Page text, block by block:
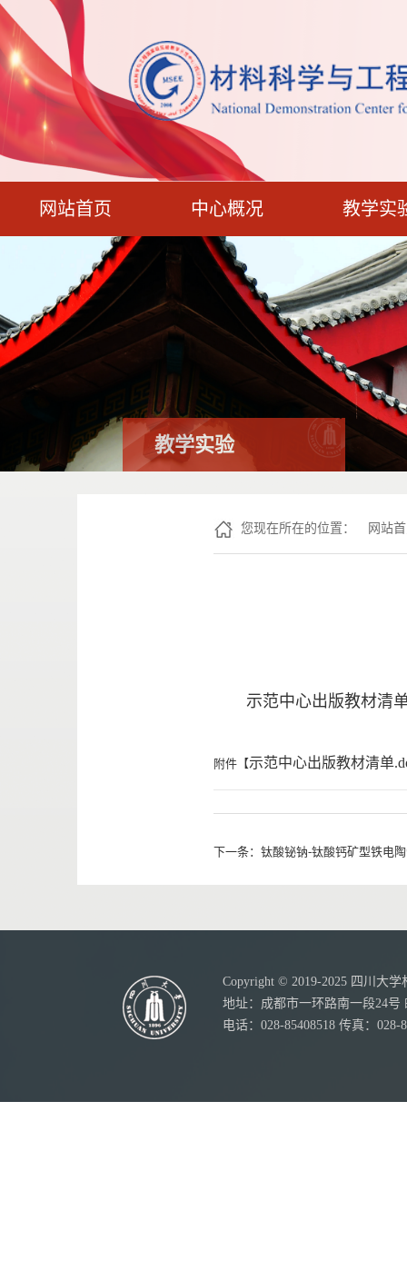
网站首页 中心概况 教学实
教学实验
您现在所在的位置： 网站
示范中心出版教材清
附件【示范中心出版教材清单
下一条： 钛酸铋钠-钛酸钙矿型铁电
Copyright © 2019-2025 四川大
地址：成都市一环路南一段24号
电话：028-85408518 传真：028-